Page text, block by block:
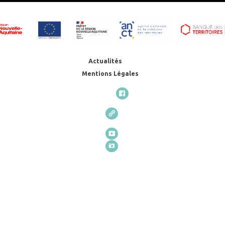
Actualités
Mentions Légales